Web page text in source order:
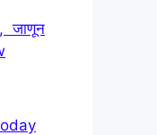
जाणून